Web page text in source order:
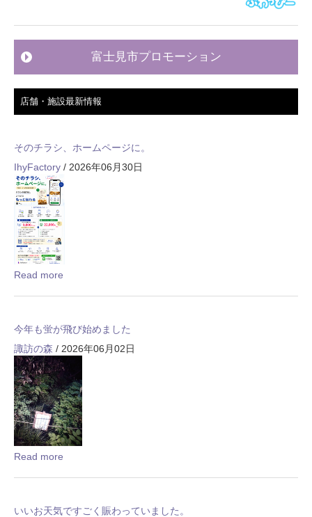
富士見市プロモーション
店舗・施設最新情報
そのチラシ、ホームページに。
IhyFactory / 2026年06月30日
Read more
今年も蛍が飛び始めました
諏訪の森 / 2026年06月02日
Read more
いいお天気ですごく賑わっていました。